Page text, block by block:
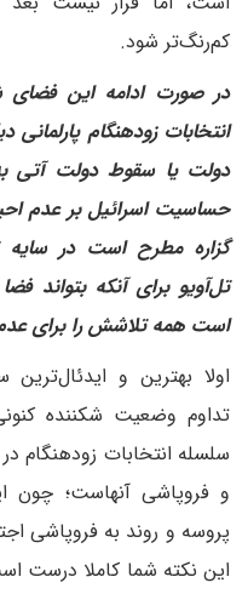
کم‌رنگ‌تر شود.
در صورت ادامه این فضای
انتخابات زودهنگام
دولت یا سقوط دولت آتی
حساسیت اسرائیل بر عدم
گزاره مطرح است در سایه
تل‌آویو برای آنکه بتواند
است همه تلاشش را برای عدم
اولا بهترین و ایدئال‌ترین
تداوم وضعیت شکننده
سلسله انتخابات
و فروپاشی آنهاست؛ چون
پروسه و روند به فروپاشی
این نکته شما کاملا درست